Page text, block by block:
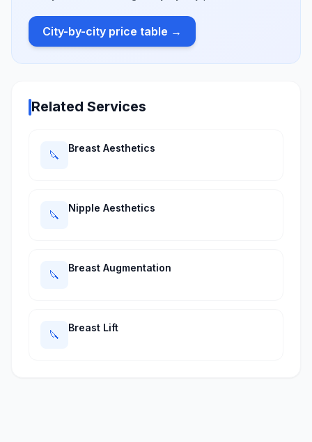
City-by-city price table →
Related Services
🔪
Breast Aesthetics
🔪
Nipple Aesthetics
🔪
Breast Augmentation
🔪
Breast Lift